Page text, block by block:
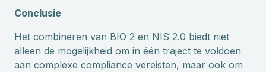
Conclusie
Het combineren van BIO 2 en NIS 2.0 biedt niet
alleen de mogelijkheid om in één traject te voldoen
aan complexe compliance vereisten, maar ook om